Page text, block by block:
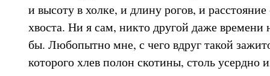
и высоту в холке, и длину рогов, и
хвоста. Ни я сам, никто другой даже времени
бы. Любопытно мне, с чего вдруг такой
которого хлев полон скотины, столь усердно